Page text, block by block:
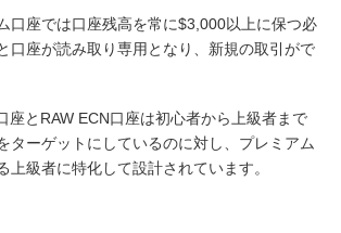
口座では口座残高を常に$3,000以上に保つ必
口座が読み取り専用となり、新規の取引がで
座とRAW ECN口座は初心者から上級者まで
ターゲットにしているのに対し、プレミアム
上級者に特化して設計されています。